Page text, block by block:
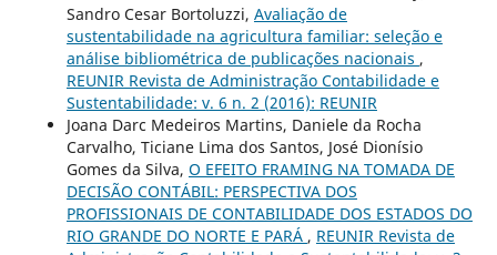
Sandro Cesar Bortoluzzi, Avaliação de
sustentabilidade na agricultura familiar: seleção e
análise bibliométrica de publicações nacionais ,
REUNIR Revista de Administração Contabilidade e
Sustentabilidade: v. 6 n. 2 (2016): REUNIR
Joana Darc Medeiros Martins, Daniele da Rocha
Carvalho, Ticiane Lima dos Santos, José Dionísio
Gomes da Silva, O EFEITO FRAMING NA TOMADA DE
DECISÃO CONTÁBIL: PERSPECTIVA DOS
PROFISSIONAIS DE CONTABILIDADE DOS ESTADOS DO
RIO GRANDE DO NORTE E PARÁ , REUNIR Revista de